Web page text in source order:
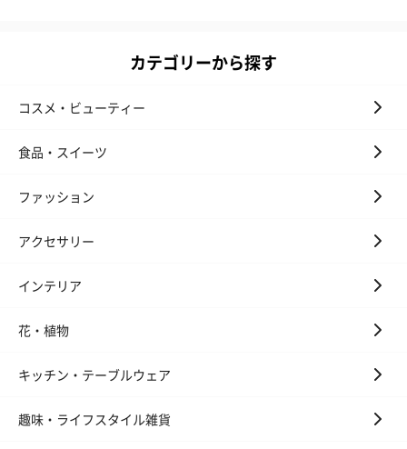
プレミアムビール イネ
ジョニ－ウ
カテゴリーから探す
コスメ・ビューティー
食品・スイーツ
ファッション
アクセサリー
インテリア
花・植物
キッチン・テーブルウェア
趣味・ライフスタイル雑貨